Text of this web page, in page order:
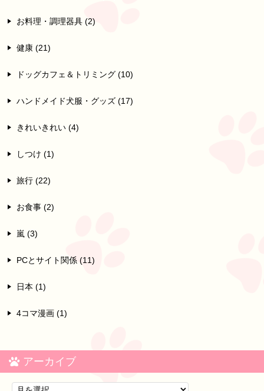
お料理・調理器具 (2)
健康 (21)
ドッグカフェ＆トリミング (10)
ハンドメイド犬服・グッズ (17)
きれいきれい (4)
しつけ (1)
旅行 (22)
お食事 (2)
嵐 (3)
PCとサイト関係 (11)
日本 (1)
4コマ漫画 (1)
アーカイブ